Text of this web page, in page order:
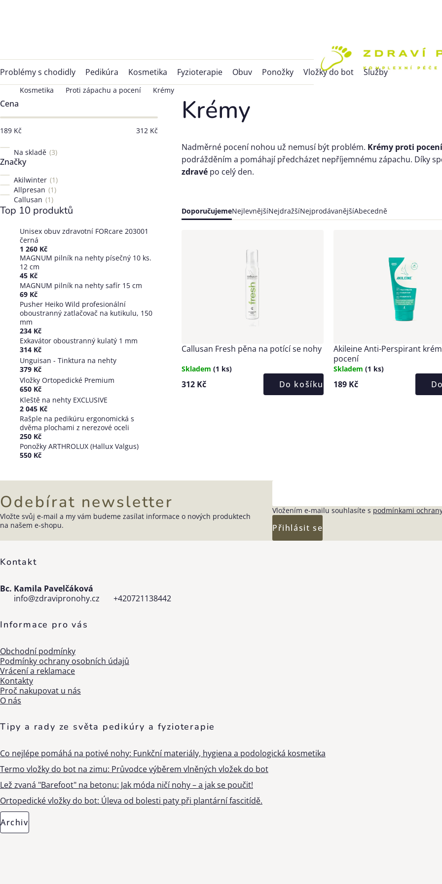
Problémy s chodidly Pedikúra Kosmetika Fyzioterapie Obuv Ponožky Vložky do bot Služby
Kosmetika Proti zápachu a pocení Krémy
Postranní
panel
Cena
189 Kč 312 Kč
Na skladě 3
Značky
Akilwinter 1
Allpresan
1
Callusan
1
Top 10 produktů
Unisex obuv zdravotní FORcare 203001
černá
1 260 Kč
MAGNUM pilník na nehty písečný 10 ks.
12 cm
45 Kč
MAGNUM pilník na nehty safír 15 cm
69 Kč
Pusher Heiko Wild profesionální
oboustranný zatlačovač na kutikulu, 150
mm
234 Kč
Exkavátor oboustranný kulatý 1 mm
314 Kč
Unguisan - Tinktura na nehty
379 Kč
Vložky Ortopedické Premium
650 Kč
Kleště na nehty EXCLUSIVE
2 045 Kč
Rašple na pedikúru ergonomická s
dvěma plochami z nerezové oceli
250 Kč
Ponožky ARTHROLUX (Hallux Valgus)
550 Kč
Krémy
Nadměrné pocení nohou už nemusí být problém. Krémy proti pocení
podrážděním a pomáhají předcházet nepříjemnému zápachu. Díky
zdravé po celý den.
Řazení
DoporučujemeNejlevnějšíNejdražšíNejprodávanějšíAbecedně
Callusan Fresh pěna na potící se nohy
Skladem (1 ks)
312 Kč Do košíku
Akileine Anti-Perspirant
pocení
Skladem (1 ks)
189 Kč
Zápatí
Kontakt
Bc. Kamila Pavelčáková
info@zdravipronohy.cz +420721138442
Informace pro vás
Obchodní podmínky
Podmínky ochrany osobních údajů
Vrácení a reklamace
Kontakty
Proč nakupovat u nás
O nás
Tipy a rady ze světa pedikúry a fyzioterapie
Co nejlépe pomáhá na potivé nohy: Funkční materiály, hygiena a podologická kosmetika
Termo vložky do bot na zimu: Průvodce výběrem vlněných vložek do bot
Lež zvaná "Barefoot" na betonu: Jak móda ničí nohy – a jak se poučit!
Ortopedické vložky do bot: Úleva od bolesti paty při plantární fascitídě.
Archiv
Odebírat newsletter
Vložte svůj e-mail a my vám budeme zasílat informace o nových produktech
na našem e-shopu.
Vložením e-mailu souhlasíte s podmínkami
Přihlásit se